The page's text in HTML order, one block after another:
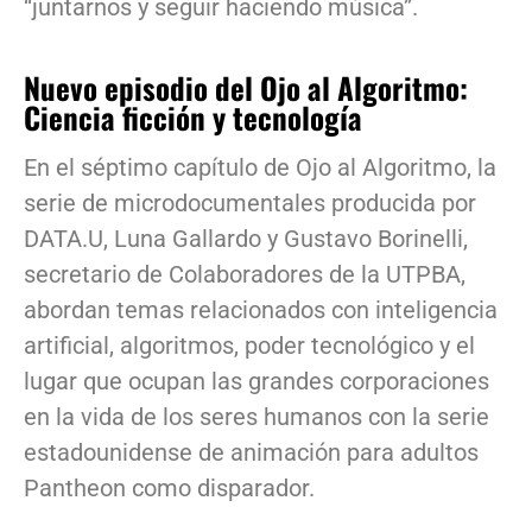
“juntarnos y seguir haciendo música”.
Nuevo episodio del Ojo al Algoritmo:
Ciencia ficción y tecnología
En el séptimo capítulo de Ojo al Algoritmo, la
serie de microdocumentales producida por
DATA.U, Luna Gallardo y Gustavo Borinelli,
secretario de Colaboradores de la UTPBA,
abordan temas relacionados con inteligencia
artificial, algoritmos, poder tecnológico y el
lugar que ocupan las grandes corporaciones
en la vida de los seres humanos con la serie
estadounidense de animación para adultos
Pantheon como disparador.